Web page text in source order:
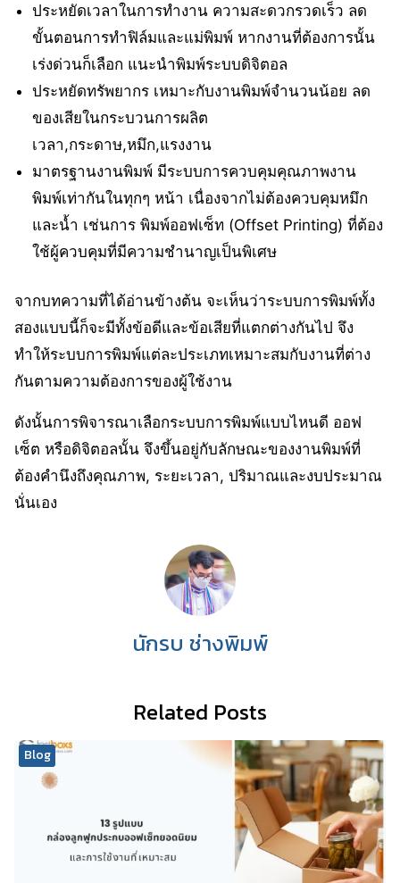
ประหยัดเวลาในการทำงาน ความสะดวกรวดเร็ว ลด
ขั้นตอนการทำฟิล์มและแม่พิมพ์ หากงานที่ต้องการนั้น
เร่งด่วนก็เลือก แนะนำพิมพ์ระบบดิจิตอล
ประหยัดทรัพยากร เหมาะกับงานพิมพ์จำนวนน้อย ลด
ของเสียในกระบวนการผลิต
เวลา,กระดาษ,หมึก,แรงงาน
มาตรฐานงานพิมพ์ มีระบบการควบคุมคุณภาพงาน
พิมพ์เท่ากันในทุกๆ หน้า เนื่องจากไม่ต้องควบคุมหมึก
และน้ำ เช่นการ พิมพ์ออฟเซ็ท (Offset Printing)ที่ต้อง
ใช้ผู้ควบคุมที่มีความชำนาญเป็นพิเศษ
จากบทความที่ได้อ่านข้างต้น จะเห็นว่าระบบการพิมพ์ทั้ง
สองแบบนี้ก็จะมีทั้งข้อดีและข้อเสียที่แตกต่างกันไป จึง
ทำให้ระบบการพิมพ์แต่ละประเภทเหมาะสมกับงานที่ต่าง
กันตามความต้องการของผู้ใช้งาน
ดังนั้นการพิจารณาเลือกระบบการพิมพ์แบบไหนดี ออฟ
เซ็ต หรือดิจิตอลนั้น จึงขึ้นอยู่กับลักษณะของงานพิมพ์ที่
ต้องคำนึงถึงคุณภาพ, ระยะเวลา, ปริมาณและงบประมาณ
นั่นเอง
นักรบ ช่างพิมพ์
Related Posts
Blog